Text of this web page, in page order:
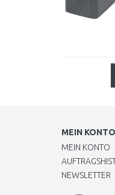
MEIN KONTO
MEIN KONTO
NEWSLETTER